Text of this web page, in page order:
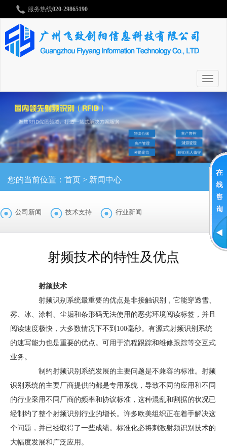
服务热线020-29865190
切
换
您的当前位置： 首页 > 新闻中心
公司新闻 技术支持 行业新闻
射频技术的特性及优点
射频技术
射频识别系统最重要的优点是非接触识别，它能穿透雪、
雾、冰、涂料、尘垢和条形码无法使用的恶劣环境阅读标签，并且
阅读速度极快，大多数情况下不到100毫秒。有源式射频识别系统
的速写能力也是重要的优点。可用于流程跟踪和维修跟踪等交互式
业务。
制约射频识别系统发展的主要问题是不兼容的标准。射频
识别系统的主要厂商提供的都是专用系统，导致不同的应用和不同
的行业采用不同厂商的频率和协议标准，这种混乱和割据的状况已
经制约了整个射频识别行业的增长。许多欧美组织正在着手解决这
个问题，并已经取得了一些成绩。标准化必将刺激射频识别技术的
大幅度发展和广泛应用。